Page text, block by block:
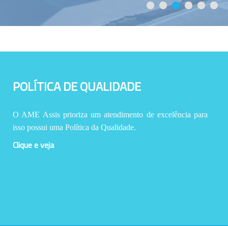
POLÍTICA DE QUALIDADE
O AME Assis prioriza um atendimento de excelência para
isso possui uma Política da Qualidade.
Clique e veja